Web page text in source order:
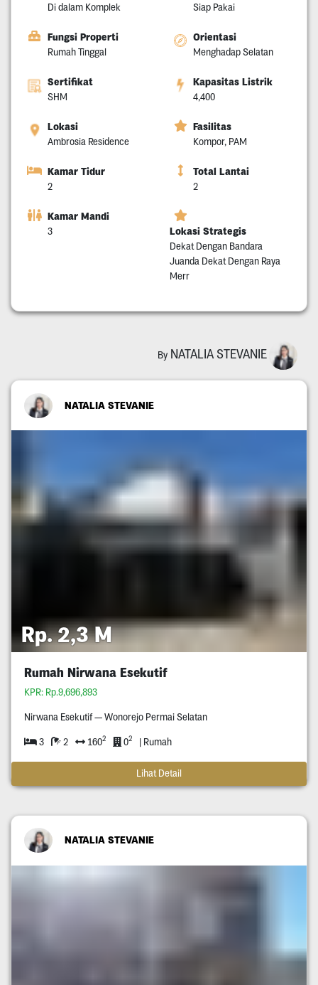
Di dalam Komplek Siap Pakai
Fungsi Properti
Rumah Tinggal
Orientasi
Menghadap Selatan
Sertifikat
SHM
Kapasitas Listrik
4,400
Lokasi
Ambrosia Residence
Fasilitas
Kompor, PAM
Kamar Tidur
2
Total Lantai
2
Kamar Mandi
3 Lokasi Strategis
Dekat Dengan Bandara
Juanda Dekat Dengan Raya
Merr
By NATALIA STEVANIE
NATALIA STEVANIE
Rp. 2,3 M
Rumah Nirwana Esekutif
KPR: Rp.9,696,893
Nirwana Esekutif — Wonorejo Permai Selatan
3 2 1602 02 | Rumah
Lihat Detail
NATALIA STEVANIE